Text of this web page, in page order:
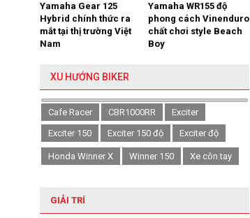
Yamaha Gear 125
Hybrid chính thức ra
mắt tại thị trường Việt
Nam
Yamaha WR155 độ
phong cách Vinenduro
chất chơi style Beach
Boy
XU HƯỚNG BIKER
Cafe Racer CBR1000RR
Exciter
Exciter 150
Exciter 150 độ Exciter độ
Honda Winner X Winner 150 Xe côn tay
GIẢI TRÍ